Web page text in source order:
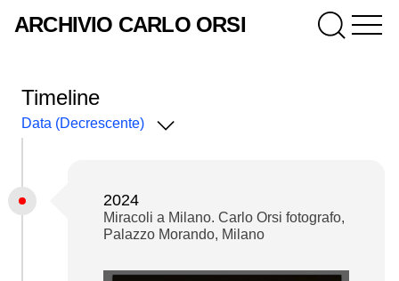
ARCHIVIO CARLO ORSI
Timeline
Data (Decrescente)
2024
Miracoli a Milano. Carlo Orsi fotografo,
Palazzo Morando, Milano